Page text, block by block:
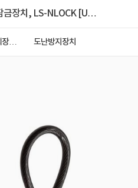
금장치, LS-NLOCK [USB
케
도난방지장치